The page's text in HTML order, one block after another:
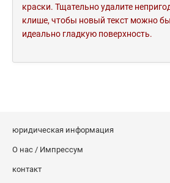
краски. Тщательно удалите
клише, чтобы новый текст можно
идеально гладкую поверхность.
юридическая информация
О нас / Импрессум
контакт